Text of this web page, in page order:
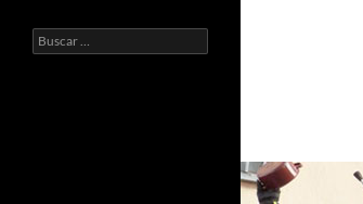
Buscar: